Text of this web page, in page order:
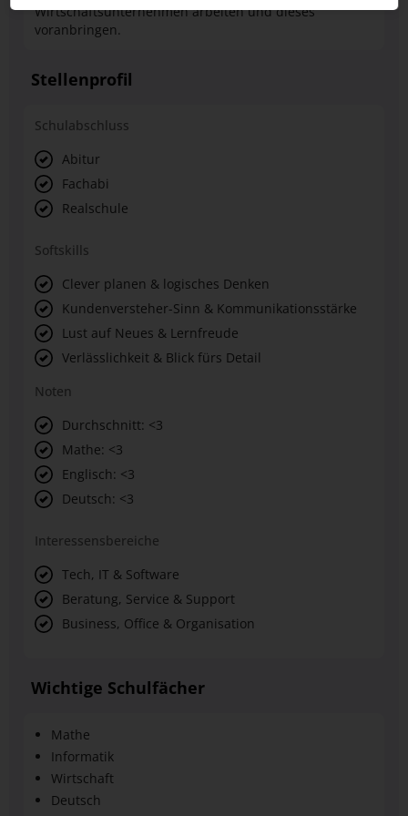
Wirtschaftsunternehmen arbeiten und dieses
voranbringen.
Stellenprofil
Schulabschluss
Abitur
Fachabi
Realschule
Softskills
Clever planen & logisches Denken
Kundenversteher-Sinn & Kommunikationsstärke
Lust auf Neues & Lernfreude
Verlässlichkeit & Blick fürs Detail
Noten
Durchschnitt: <3
Mathe: <3
Englisch: <3
Deutsch: <3
Interessensbereiche
Tech, IT & Software
Beratung, Service & Support
Business, Office & Organisation
Wichtige Schulfächer
Mathe
Informatik
Wirtschaft
Deutsch